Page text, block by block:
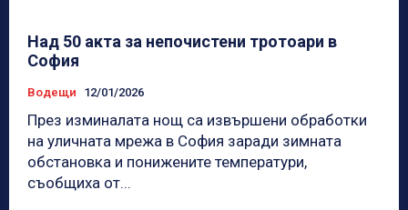
Над 50 акта за непочистени тротоари в
София
Водещи 12/01/2026
През изминалата нощ са извършени обработки
на уличната мрежа в София заради зимната
обстановка и понижените температури,
съобщиха от...